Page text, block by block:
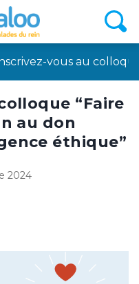
vous au
“Faire
au don
éthique”
2024